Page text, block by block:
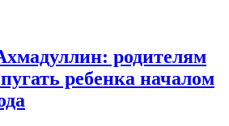
родителям
ребенка началом